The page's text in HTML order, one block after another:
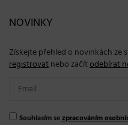
NOVINKY
Získejte přehled o novinkách ze
registrovatnebo začítodebírat
Souhlasím sezpracováním